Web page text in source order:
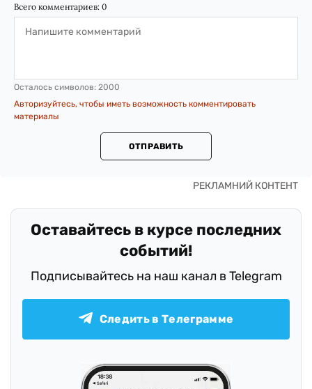
Всего комментариев: 0
Осталось символов: 2000
Авторизуйтесь, чтобы иметь возможность комментировать
материалы
ОТПРАВИТЬ
Оставайтесь в курсе последних
событий!
Подписывайтесь на наш канал в Telegram
Следить в Телеграмме